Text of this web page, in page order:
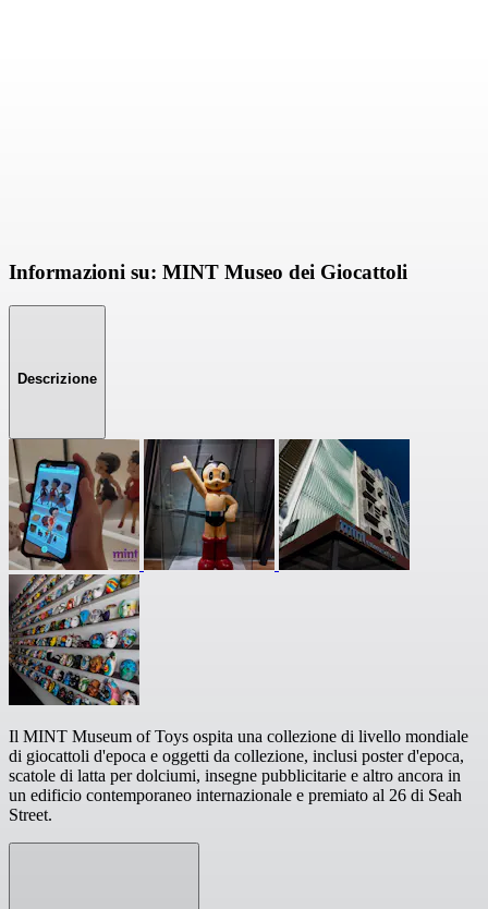
Informazioni su: MINT Museo dei Giocattoli
Descrizione
Il MINT Museum of Toys ospita una collezione di livello mondiale
di giocattoli d'epoca e oggetti da collezione, inclusi poster d'epoca,
scatole di latta per dolciumi, insegne pubblicitarie e altro ancora in
un edificio contemporaneo internazionale e premiato al 26 di Seah
Street.